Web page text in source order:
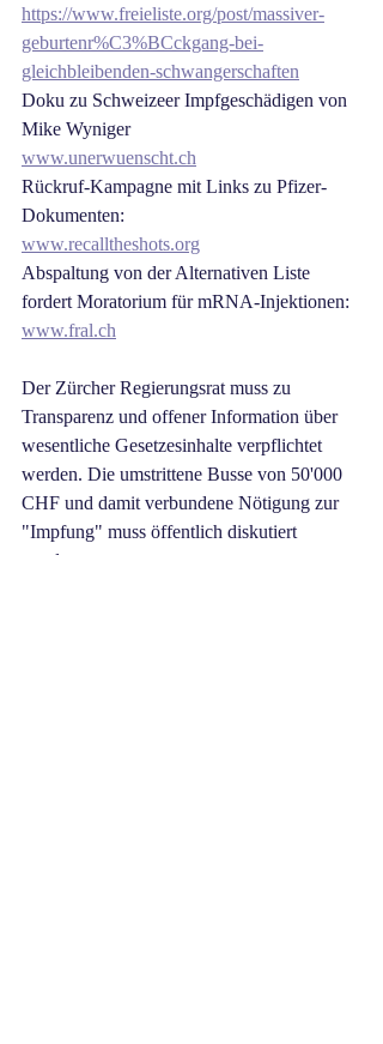
https://www.freieliste.org/post/massiver-
geburtenr%C3%BCckgang-bei-
gleichbleibenden-schwangerschaften
Doku zu Schweizeer Impfgeschädigen von
Mike Wyniger
www.unerwuenscht.ch
Rückruf-Kampagne mit Links zu Pfizer-
Dokumenten:
www.recalltheshots.org
Abspaltung von der Alternativen Liste
fordert Moratorium für mRNA-Injektionen:
www.fral.ch
Der Zürcher Regierungsrat muss zu
Transparenz und offener Information über
wesentliche Gesetzesinhalte verpflichtet
werden. Die umstrittene Busse von 50'000
CHF und damit verbundene Nötigung zur
"Impfung" muss öffentlich diskutiert
werden.